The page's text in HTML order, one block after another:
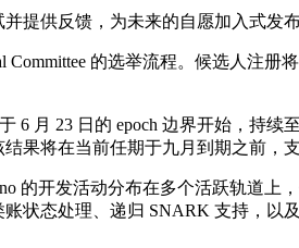
提供反馈，为未来的自愿加入式发
Committee 的选举流程。候选人注
6 月 23 日的 epoch 边界开始，持
果将在当前任期于九月到期之前，支
的开发活动分布在多个活跃轨道
状态处理、递归 SNARK 支持，以及